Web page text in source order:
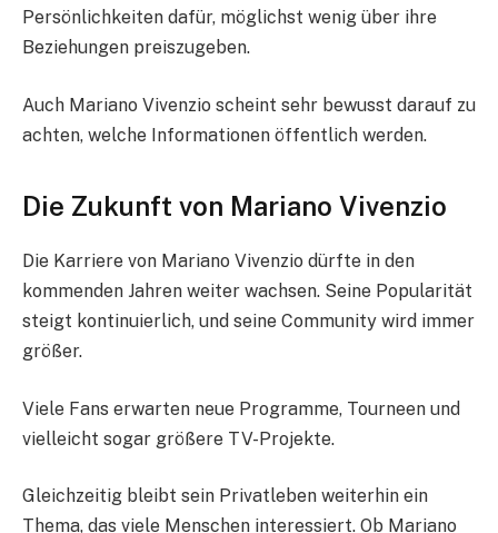
Persönlichkeiten dafür, möglichst wenig über ihre
Beziehungen preiszugeben.
Auch Mariano Vivenzio scheint sehr bewusst darauf zu
achten, welche Informationen öffentlich werden.
Die Zukunft von Mariano Vivenzio
Die Karriere von Mariano Vivenzio dürfte in den
kommenden Jahren weiter wachsen. Seine Popularität
steigt kontinuierlich, und seine Community wird immer
größer.
Viele Fans erwarten neue Programme, Tourneen und
vielleicht sogar größere TV-Projekte.
Gleichzeitig bleibt sein Privatleben weiterhin ein
Thema, das viele Menschen interessiert. Ob Mariano